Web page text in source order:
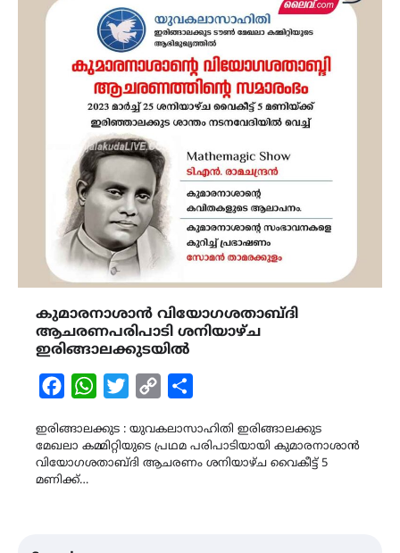
കുമാരനാശാൻ വിയോഗശതാബ്ദി
ആചരണപരിപാടി ശനിയാഴ്ച
ഇരിങ്ങാലക്കുടയിൽ
FacebookWhatsAppTwitterCopy
ഇരിങ്ങാലക്കുട : യുവകലാസാഹിതി ഇരിങ്ങാലക്കുട
മേഖലാ കമ്മിറ്റിയുടെ പ്രഥമ പരിപാടിയായി കുമാരനാശാൻ
വിയോഗശതാബ്ദി ആചരണം ശനിയാഴ്ച വൈകീട്ട് 5
മണിക്ക്…